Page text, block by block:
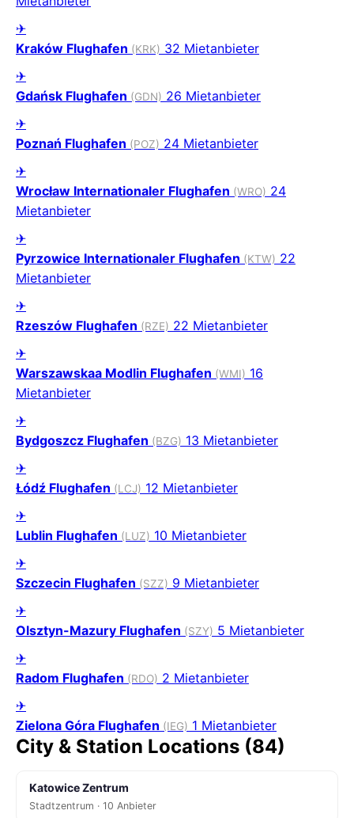
✈
Kraków Flughafen (KRK) 32 Mietanbieter
✈
Gdańsk Flughafen (GDN) 26 Mietanbieter
✈
Poznań Flughafen (POZ) 24 Mietanbieter
✈
Wrocław Internationaler Flughafen (WRO) 24
Mietanbieter
✈
Pyrzowice Internationaler Flughafen (KTW) 22
Mietanbieter
✈
Rzeszów Flughafen (RZE) 22 Mietanbieter
✈
Warszawskaa Modlin Flughafen (WMI) 16
Mietanbieter
✈
Bydgoszcz Flughafen (BZG) 13 Mietanbieter
✈
Łódź Flughafen (LCJ) 12 Mietanbieter
✈
Lublin Flughafen (LUZ) 10 Mietanbieter
✈
Szczecin Flughafen (SZZ) 9 Mietanbieter
✈
Olsztyn-Mazury Flughafen (SZY) 5 Mietanbieter
✈
Radom Flughafen (RDO) 2 Mietanbieter
✈
Zielona Góra Flughafen (IEG) 1 Mietanbieter
City & Station Locations (84)
Katowice Zentrum
Stadtzentrum · 10 Anbieter